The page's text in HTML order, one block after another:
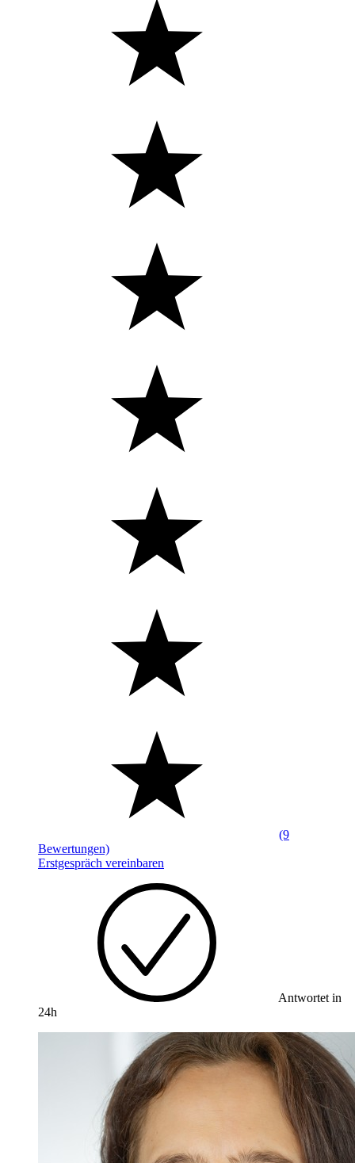
(9
Bewertungen)
Erstgespräch vereinbaren
Antwortet in
24h